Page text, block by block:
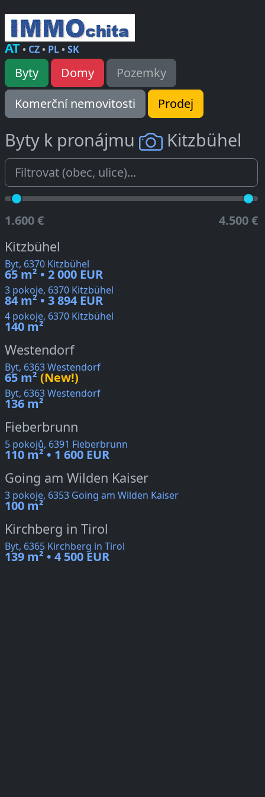
AT• CZ• PL•SK
Byty Domy
Pozemky
Komerční nemovitosti
Prodej
Byty k pronájmu Kitzbühel
1.600 € 4.500 €
Kitzbühel
Byt, 6370 Kitzbühel
65 m² • 2 000 EUR
3 pokoje, 6370 Kitzbühel
84 m² • 3 894 EUR
4 pokoje, 6370 Kitzbühel
140 m²
Westendorf
Byt, 6363 Westendorf
65 m² (New!)
Byt, 6363 Westendorf
136 m²
Fieberbrunn
5 pokojů, 6391 Fieberbrunn
110 m² • 1 600 EUR
Going am Wilden Kaiser
3 pokoje, 6353 Going am Wilden Kaiser
100 m²
Kirchberg in Tirol
Byt, 6365 Kirchberg in Tirol
139 m² • 4 500 EUR